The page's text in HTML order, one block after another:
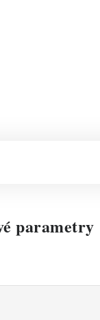
parametry